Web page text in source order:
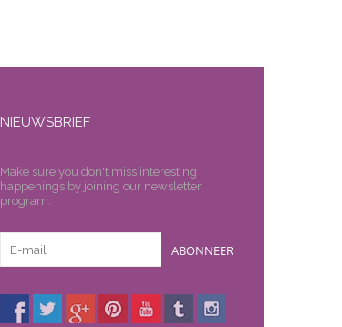
NIEUWSBRIEF
Make sure you don't miss interesting
happenings by joining our newsletter
program.
ABONNEER